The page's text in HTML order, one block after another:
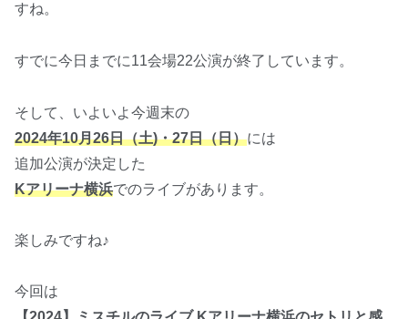
すね。
すでに今日までに11会場22公演が終了しています。
そして、いよいよ今週末の
2024年10月26日（土)・27日（日）には
追加公演が決定した
Kアリーナ横浜でのライブがあります。
楽しみですね♪
今回は